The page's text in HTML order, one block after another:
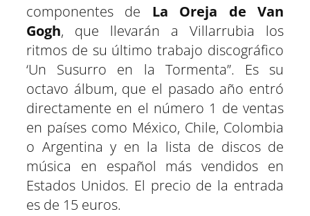
componentes de La Oreja de Van
Gogh, que llevarán a Villarrubia los
ritmos de su último trabajo discográfico
‘Un Susurro en la Tormenta’’. Es su
octavo álbum, que el pasado año entró
directamente en el número 1 de ventas
en países como México, Chile, Colombia
o Argentina y en la lista de discos de
música en español más vendidos en
Estados Unidos. El precio de la entrada
es de 15 euros.